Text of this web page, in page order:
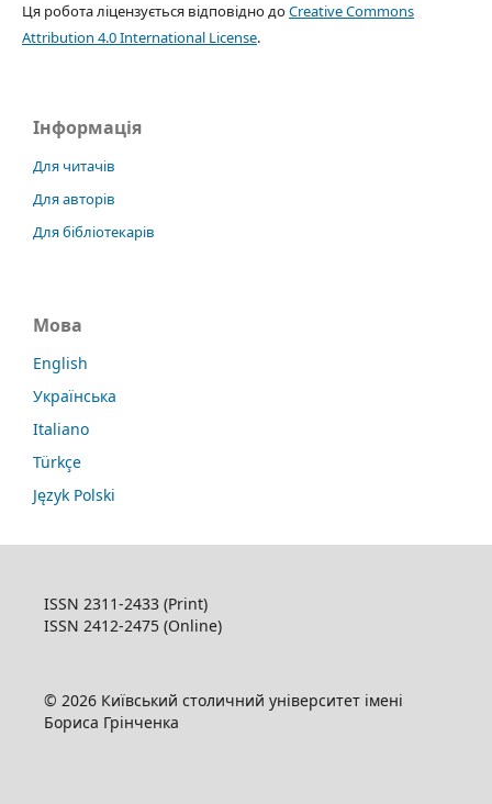
Ця робота ліцензується відповідно доCreative Commons
Attribution 4.0 International License.
Інформація
Для читачів
Для авторів
Для бібліотекарів
Мова
English
Українська
Italiano
Türkçe
Język Polski
ISSN 2311-2433 (Print)
ISSN 2412-2475 (Online)
© 2026 Київський столичний університет імені
Бориса Грінченка